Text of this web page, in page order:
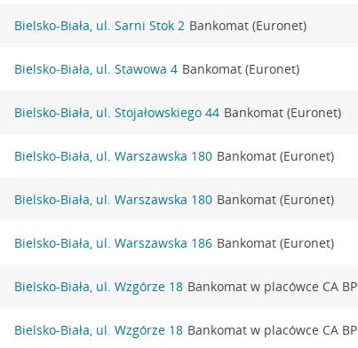
Bielsko-Biała, ul. Sarni Stok 2 Bankomat (Euronet)
Bielsko-Biała, ul. Stawowa 4 Bankomat (Euronet)
Bielsko-Biała, ul. Stojałowskiego 44 Bankomat (Euronet)
Bielsko-Biała, ul. Warszawska 180 Bankomat (Euronet)
Bielsko-Biała, ul. Warszawska 180 Bankomat (Euronet)
Bielsko-Biała, ul. Warszawska 186 Bankomat (Euronet)
Bielsko-Biała, ul. Wzgórze 18 Bankomat w placówce CA BP
Bielsko-Biała, ul. Wzgórze 18 Bankomat w placówce CA BP